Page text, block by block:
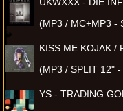
(MP3 / MC+MP3 -
KISS ME KOJAK /
(MP3 / SPLIT 12" -
YS - TRADING